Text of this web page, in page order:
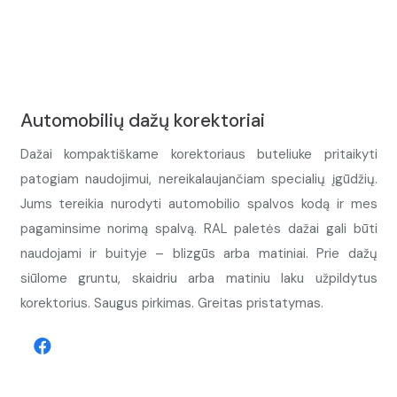
Automobilių dažų korektoriai
Dažai kompaktiškame korektoriaus buteliuke pritaikyti
patogiam naudojimui, nereikalaujančiam specialių įgūdžių.
Jums tereikia nurodyti automobilio spalvos kodą ir mes
pagaminsime norimą spalvą. RAL paletės dažai gali būti
naudojami ir buityje – blizgūs arba matiniai. Prie dažų
siūlome gruntu, skaidriu arba matiniu laku užpildytus
korektorius. Saugus pirkimas. Greitas pristatymas.